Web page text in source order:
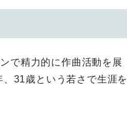
で精力的に作曲活動を展
31歳という若さで生涯を